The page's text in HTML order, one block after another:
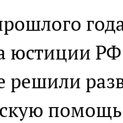
юстиции
решили